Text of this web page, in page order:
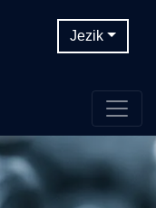
Jezik